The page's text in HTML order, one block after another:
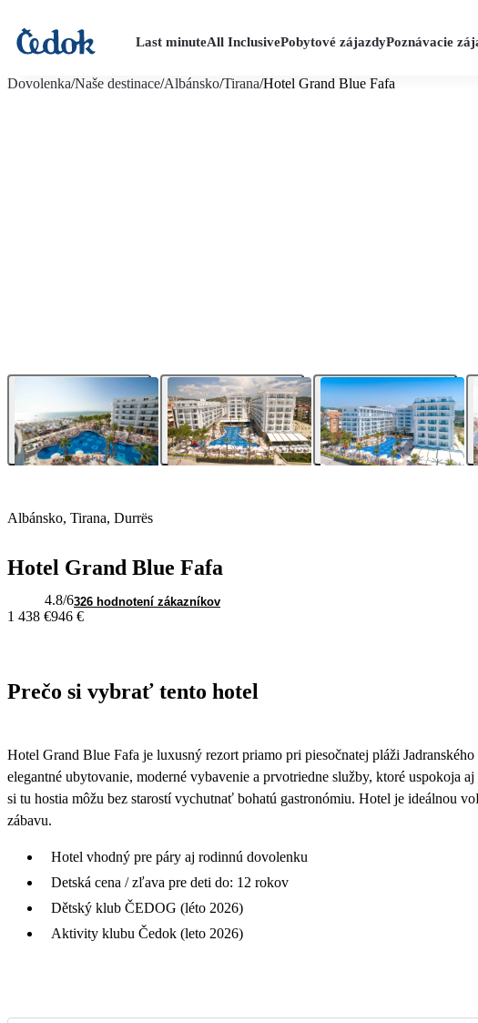
Last minuteAll InclusivePobytové zájazdyPoznávacie
Dovolenka/Naše destinace/Albánsko/Tirana/Hotel Grand Blue Fafa
Albánsko, Tirana, Durrës
Hotel Grand Blue Fafa
4.8/6326 hodnotení zákazníkov
1 438 €946 €
Prečo si vybrať tento hotel
Hotel Grand Blue Fafa je luxusný rezort priamo pri piesočnatej pláži
elegantné ubytovanie, moderné vybavenie a prvotriedne služby, ktoré uspokoja
si tu hostia môžu bez starostí vychutnať bohatú gastronómiu. Hotel je ideálnou
zábavu.
Hotel vhodný pre páry aj rodinnú dovolenku
Detská cena / zľava pre deti do: 12 rokov
Dětský klub ČEDOG (léto 2026)
Aktivity klubu Čedok (leto 2026)